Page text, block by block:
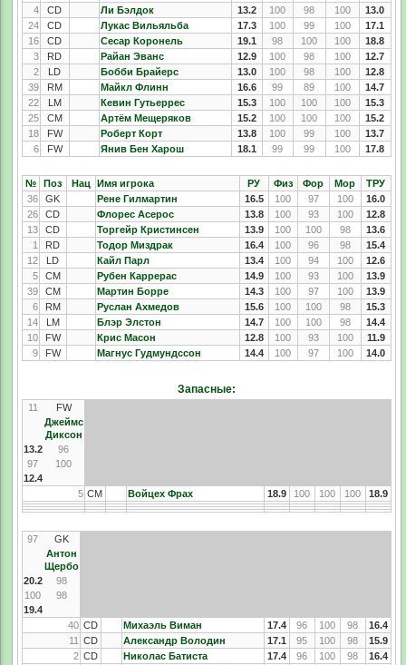
4
CD Ли Бэлдок 13.2 100 98 100
13.0
24
CD Лукас Вильяльба 17.3 100 99 100
17.1
16
CD Сесар Коронель 19.1 98 100 100
18.8
3
RD Райан Эванс 12.9 100 98 100
12.7
2
LD Бобби Брайерс 13.0 100 98 100
12.8
39
RM Майкл Флинн 16.6 99 89 100
14.7
22
LM Кевин Гутьеррес 15.3 100 100 100
15.3
25
CM Артём Мещеряков 15.2 100 100 100
15.2
18
FW Роберт Корт 13.8 100 99 100
13.7
6
FW Янив Бен Харош 18.1 99 99 100 17.8
№ Поз Нац Имя игрока РУ Физ Фор Мор
ТРУ
36
GK Рене Гилмартин 16.5 100 97 100
16.0
26
CD Флорес Асерос 13.8 100 93 100
12.8
13
CD Торгейр Кристинсен 13.9 100 100 98
13.6
1
RD Тодор Миздрак 16.4 100 96 98
15.4
12
LD Кайл Парл 13.4 100 94 100
12.6
5
CM Рубен Каррерас 14.9 100 93 100
13.9
39
CM Мартин Борре 14.3 100 97 100
13.9
6
RM Руслан Ахмедов 15.6 100 100 98
15.3
14
LM Блэр Элстон 14.7 100 100 98
14.4
10
FW Крис Масон 12.8 100 93 100
11.9
9
FW Магнус Гудмундссон 14.4 100 97 100 14.0
Запасные:
11
FW
Джеймс
Диксон
13.2
96
97
100
12.4
5 CM Войцех Фрах 18.9 100 100 100 18.9
97
GK
Антон
Щербо
20.2
98
100
98
19.4
40 CD Михаэль Виман 17.4 96 100 98
16.4
11 CD Александр Володин 17.1 95 100 98
15.9
2 CD Николас Батиста 17.4 96 100 98
16.4